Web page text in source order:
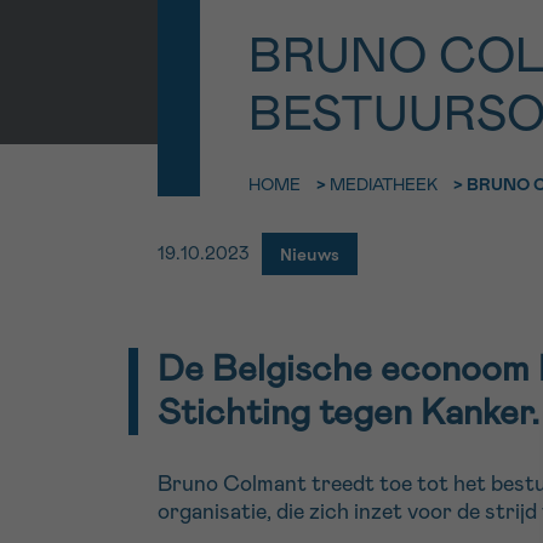
BRUNO
HOME > MEDIATHEEK > BRUNO
19.10.2023 Nieuws
De Belgische
Stichting tegen Kanker.
Bruno Colmant treedt toe tot het
organisatie, die zich inzet voor de strijd
Bel ons
ma-vrij 9u
worden
EMAIL
*VERPLICHT VELD